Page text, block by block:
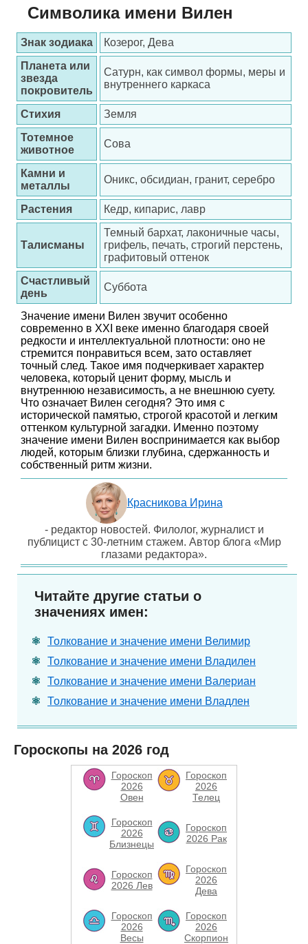
Символика имени Вилен
Знак зодиака
Козерог, Дева
Планета или
звезда
покровитель
Сатурн, как символ формы, меры и
внутреннего каркаса
Стихия
Земля
Тотемное
животное
Сова
Камни и
металлы
Оникс, обсидиан, гранит, серебро
Растения Кедр, кипарис, лавр
Талисманы
Темный бархат, лаконичные часы,
грифель, печать, строгий перстень,
графитовый оттенок
Счастливый
день
Суббота
Значение имени Вилен звучит особенно
современно в XXI веке именно благодаря своей
редкости и интеллектуальной плотности: оно не
стремится понравиться всем, зато оставляет
точный след. Такое имя подчеркивает характер
человека, который ценит форму, мысль и
внутреннюю независимость, а не внешнюю суету.
Что означает Вилен сегодня? Это имя с
исторической памятью, строгой красотой и легким
оттенком культурной загадки. Именно поэтому
значение имени Вилен воспринимается как выбор
людей, которым близки глубина, сдержанность и
собственный ритм жизни.
Красникова Ирина
- редактор новостей. Филолог, журналист и
публицист с 30-летним стажем. Автор блога «Мир
глазами редактора».
Читайте другие статьи о
значениях имен:
Толкование и значение имени Велимир
Толкование и значение имени Владилен
Толкование и значение имени Валериан
Толкование и значение имени Владлен
Гороскопы на 2026 год
Гороскоп
2026
Овен
Гороскоп
2026
Телец
Гороскоп
2026
Близнецы
Гороскоп
2026 Рак
Гороскоп
2026 Лев
Гороскоп
2026
Дева
Гороскоп
2026
Весы
Гороскоп
2026
Скорпион